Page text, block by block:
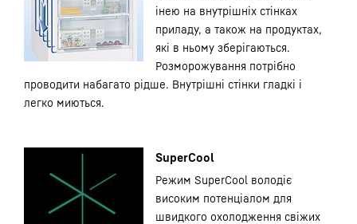
інею на внутрішніх стінках
приладу, а також на продуктах,
які в ньому зберігаються.
Розморожування потрібно
проводити набагато рідше. Внутрішні стінки гладкі і
легко миються.
SuperCool
Режим SuperCool володіє
високим потенціалом для
швидкого охолодження свіжих